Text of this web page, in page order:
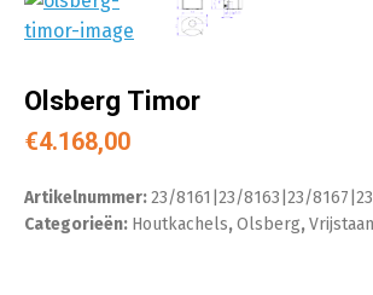
Olsberg Timor
€4.168,00
Artikelnummer:23/8161|23/8163|23/
Categorieën: Houtkachels,Olsberg,